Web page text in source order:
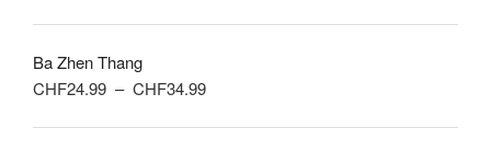
à
Ba Zhen Thang
CHF24.99 – CHF34.99Plage